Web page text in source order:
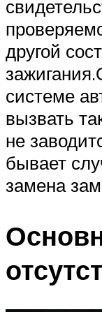
другой
системе
вызвать
не
бывает
замена